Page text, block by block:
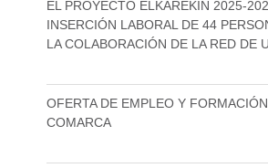
EL PROYECTO ELKAREKIN 2025-
INSERCIÓN LABORAL DE 44
LA COLABORACIÓN DE LA RED DE
OFERTA DE EMPLEO Y
COMARCA